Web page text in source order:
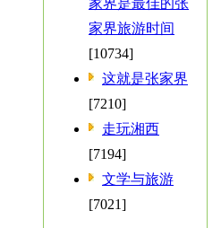
家界是最佳的张
家界旅游时间
[10734]
这就是张家界
[7210]
走玩湘西
[7194]
文学与旅游
[7021]